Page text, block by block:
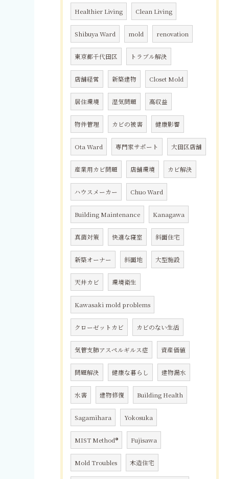
Healthier Living Clean Living
Shibuya Ward mold renovation
東京都千代田区 トラブル解決
店舗経営 新築建物 Closet Mold
居住環境 湿気問題 高収益
物件管理 カビの被害 健康影響
Ota Ward 専門家サポート 大田区店舗
産業用カビ問題 店舗環境 カビ解決
ハウスメーカー Chuo Ward
Building Maintenance Kanagawa
真菌対策 快適な寝室 斜面住宅
新築オーナー 斜面地 大型施設
天井カビ 環境衛生
Kawasaki mold problems
クローゼットカビ カビのない生活
気管支肺アスペルギルス症 資産価値
問題解決 健康な暮らし 建物漏水
水害 建物修復 Building Health
Sagamihara Yokosuka
MIST Method® Fujisawa
Mold Troubles 木造住宅